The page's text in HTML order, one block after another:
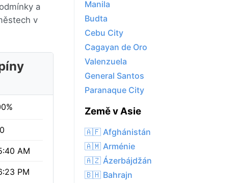
a
v
AM
PM
Manila
Budta
Cebu City
Cagayan de Oro
Valenzuela
General Santos
Paranaque City
Země v Asie
🇦🇫 Afghánistán
🇦🇲 Arménie
🇦🇿 Ázerbájdžán
🇧🇭 Bahrajn